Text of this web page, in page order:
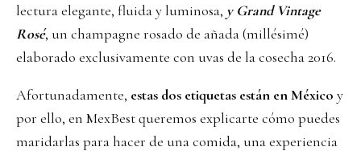
lectura elegante, fluida y luminosa, y Grand Vintage
Rosé, un champagne rosado de añada (millésimé)
elaborado exclusivamente con uvas de la cosecha 2016.
Afortunadamente, estas dos etiquetas están en México y
por ello, en MexBest queremos explicarte cómo puedes
maridarlas para hacer de una comida, una experiencia